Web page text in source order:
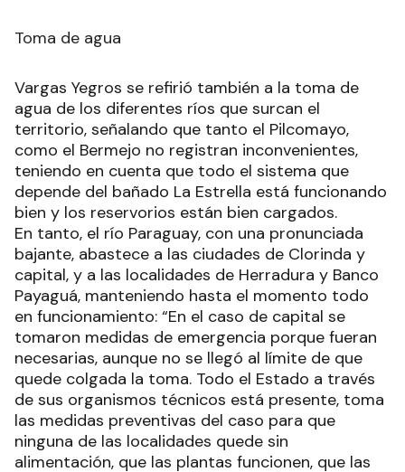
Toma de agua
Vargas Yegros se refirió también a la toma de
agua de los diferentes ríos que surcan el
territorio, señalando que tanto el Pilcomayo,
como el Bermejo no registran inconvenientes,
teniendo en cuenta que todo el sistema que
depende del bañado La Estrella está funcionando
bien y los reservorios están bien cargados.
En tanto, el río Paraguay, con una pronunciada
bajante, abastece a las ciudades de Clorinda y
capital, y a las localidades de Herradura y Banco
Payaguá, manteniendo hasta el momento todo
en funcionamiento: “En el caso de capital se
tomaron medidas de emergencia porque fueran
necesarias, aunque no se llegó al límite de que
quede colgada la toma. Todo el Estado a través
de sus organismos técnicos está presente, toma
las medidas preventivas del caso para que
ninguna de las localidades quede sin
alimentación, que las plantas funcionen, que las